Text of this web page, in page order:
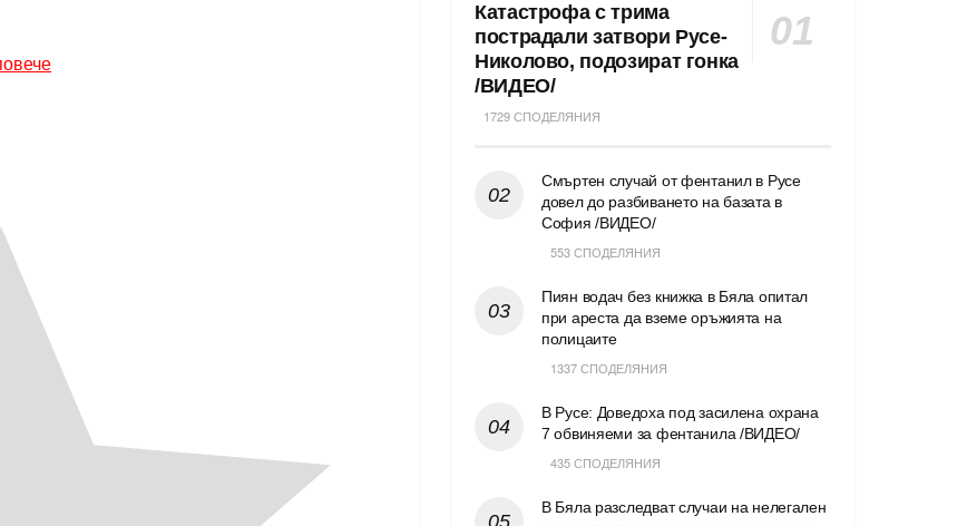
Катастрофа с трима
пострадали затвори Русе-
Николово, подозират гонка
/ВИДЕО/
1729 СПОДЕЛЯНИЯ
Смъртен случай от фентанил в Русе
довел до разбиването на базата в
София /ВИДЕО/
553 СПОДЕЛЯНИЯ
Пиян водач без книжка в Бяла опитал
при ареста да вземе оръжията на
полицаите
1337 СПОДЕЛЯНИЯ
В Русе: Доведоха под засилена охрана
7 обвиняеми за фентанила /ВИДЕО/
435 СПОДЕЛЯНИЯ
В Бяла разследват случаи на нелегален